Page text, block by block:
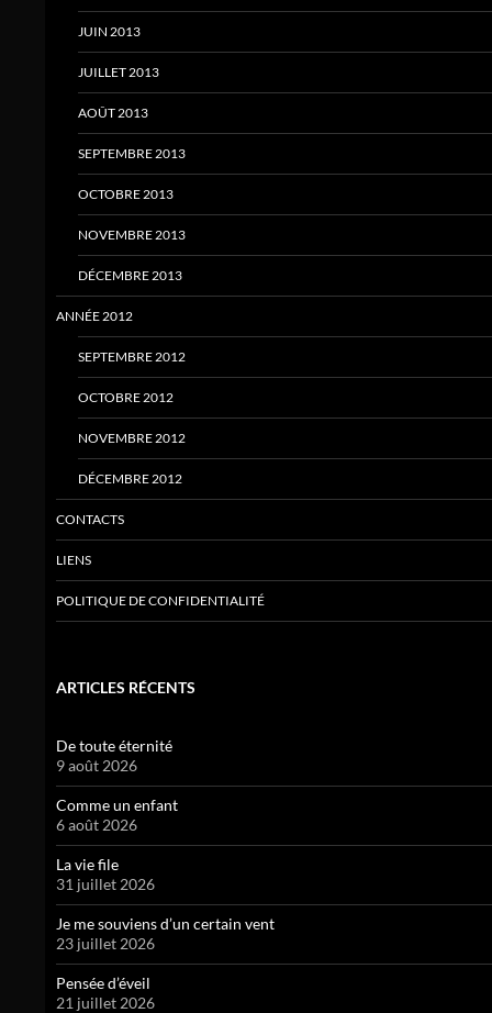
JUIN 2013
JUILLET 2013
AOÛT 2013
SEPTEMBRE 2013
OCTOBRE 2013
NOVEMBRE 2013
DÉCEMBRE 2013
ANNÉE 2012
SEPTEMBRE 2012
OCTOBRE 2012
NOVEMBRE 2012
DÉCEMBRE 2012
CONTACTS
LIENS
POLITIQUE DE CONFIDENTIALITÉ
ARTICLES RÉCENTS
De toute éternité
9 août 2026
Comme un enfant
6 août 2026
La vie file
31 juillet 2026
Je me souviens d’un certain vent
23 juillet 2026
Pensée d’éveil
21 juillet 2026